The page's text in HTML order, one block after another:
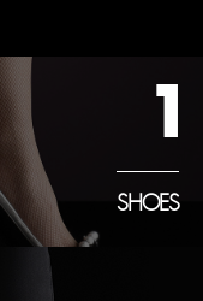
1
SHOES